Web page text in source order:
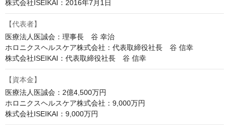
株式会社ISEIKAI：2016年7月1日
【代表者】
医療法人医誠会：理事長　谷 幸治
ホロニクスヘルスケア株式会社：代表取締役社長　谷 信幸
株式会社ISEIKAI：代表取締役社長　谷 信幸
【資本金】
医療法人医誠会：2億4,500万円
ホロニクスヘルスケア株式会社：9,000万円
株式会社ISEIKAI：9,000万円